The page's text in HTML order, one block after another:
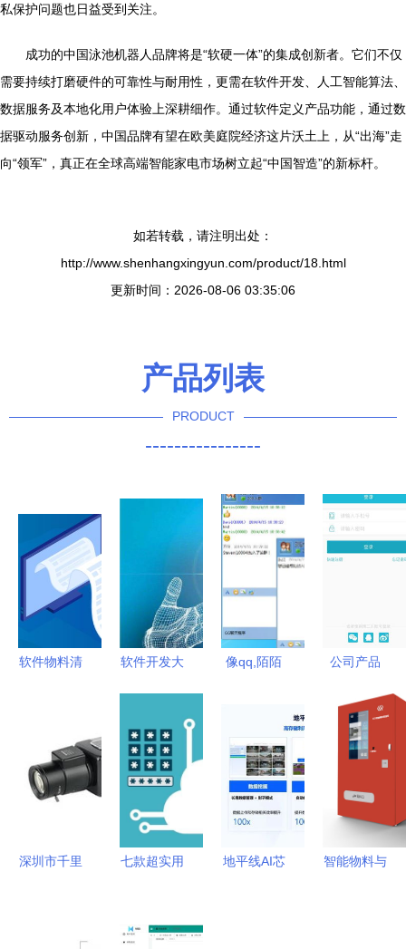
私保护问题也日益受到关注。
成功的中国泳池机器人品牌将是“软硬一体”的集成创新者。它们不仅
需要持续打磨硬件的可靠性与耐用性，更需在软件开发、人工智能算法、
数据服务及本地化用户体验上深耕细作。通过软件定义产品功能，通过数
据驱动服务创新，中国品牌有望在欧美庭院经济这片沃土上，从“出海”走
向“领军”，真正在全球高端智能家电市场树立起“中国智造”的新标杆。
如若转载，请注明出处：
http://www.shenhangxingyun.com/product/18.html
更新时间：2026-08-06 03:35:06
产品列表
PRODUCT
----------------
软件物料清
解到生产管
理推动指南
软件开发大
告诉你6点
像qq,陌陌
讯都用到了
什么技术
是基于
openfire这
种开源产品
公司产品
app软件开
发功能 会
深圳市千里
新驱动企业
七款超实用
荐，为您的
地平线AI芯
智能物料与